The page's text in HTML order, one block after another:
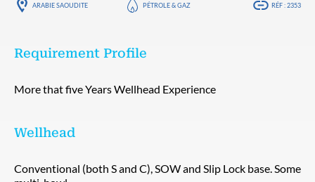
ARABIE SAOUDITE PÉTROLE & GAZ RÉF : 2353
Requirement Profile
More that five Years Wellhead Experience
Wellhead
Conventional (both S and C), SOW and Slip Lock base. Some